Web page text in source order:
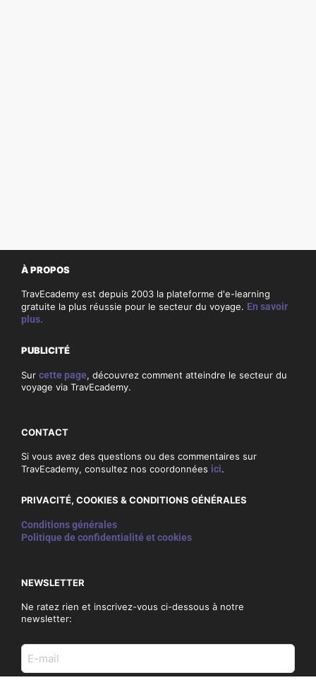
À PROPOS
TravEcademy est depuis 2003 la plateforme d'e-learning
gratuite la plus réussie pour le secteur du voyage. En savoir
plus.
PUBLICITÉ
Sur cette page, découvrez comment atteindre le secteur du
voyage via TravEcademy.
CONTACT
Si vous avez des questions ou des commentaires sur
TravEcademy, consultez nos coordonnées ici.
PRIVACITÉ, COOKIES & CONDITIONS GÉNÉRALES
Conditions générales
Politique de confidentialité et cookies
NEWSLETTER
Ne ratez rien et inscrivez-vous ci-dessous à notre
newsletter:
E-
mail